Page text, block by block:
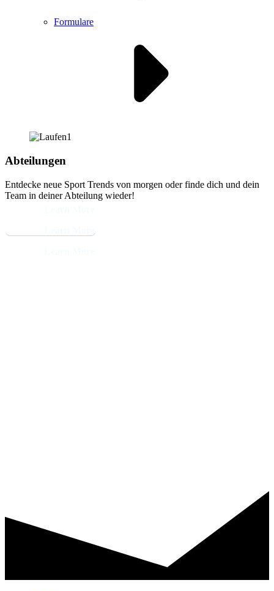
Formulare
Abteilungen
Entdecke neue Sport Trends von morgen oder finde dich und dein
Team in deiner Abteilung wieder!